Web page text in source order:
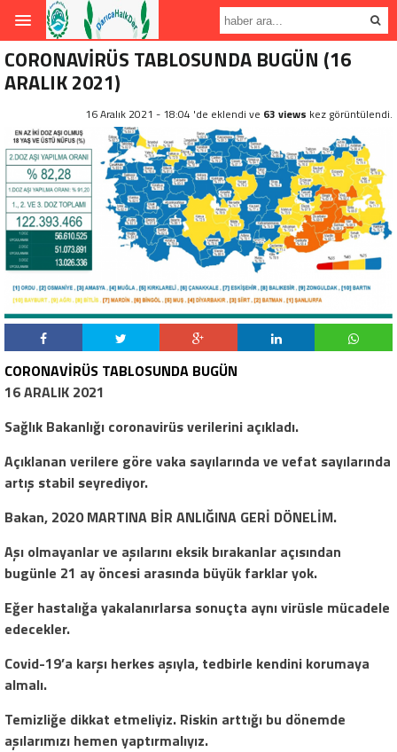
CORONAVİRÜS TABLOSUNDA BUGÜN (16
ARALIK 2021)
16 Aralık 2021 - 18:04 'de eklendi ve 63 views kez görüntülendi.
CORONAVİRÜS TABLOSUNDA BUGÜN
16ARALIK 2021
Sağlık Bakanlığı coronavirüs verilerini açıkladı.
Açıklanan verilere göre vaka sayılarında ve vefat sayılarında
artış stabil seyrediyor.
Bakan, 2020 MARTINA BİR ANLIĞINA GERİ DÖNELİM.
Aşı olmayanlar ve aşılarını eksik bırakanlar açısından
bugünle 21 ay öncesi arasında büyük farklar yok.
Eğer hastalığa yakalanırlarsa sonuçta aynı virüsle mücadele
edecekler.
Covid-19’a karşı herkes aşıyla, tedbirle kendini korumaya
almalı.
Temizliğe dikkat etmeliyiz. Riskin arttığı bu dönemde
aşılarımızı hemen yaptırmalıyız.